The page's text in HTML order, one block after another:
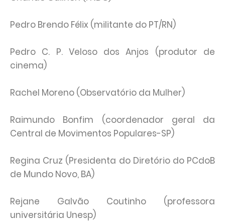
Pedro Brendo Félix (militante do PT/RN)
Pedro C. P. Veloso dos Anjos (produtor de
cinema)
Rachel Moreno (Observatório da Mulher)
Raimundo Bonfim (coordenador geral da
Central de Movimentos Populares-SP)
Regina Cruz (Presidenta do Diretório do PCdoB
de Mundo Novo, BA)
Rejane Galvão Coutinho (professora
universitária Unesp)